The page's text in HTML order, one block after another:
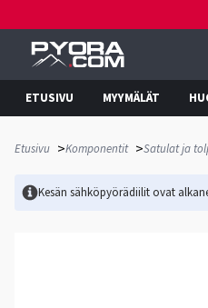
ETUSIVU MYYMÄLÄT
Etusivu >Komponentit >Satulat ja
Kesän sähköpyörädiilit ovat